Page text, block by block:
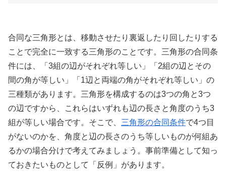
合同な三角形とは、移動させたり裏返したり回したりする
ことで完全に一致する三角形のことです。三角形の合同条
件には、「3組の辺がそれぞれ等しい」「2組の辺とその
間の角が等しい」「1辺と両端の角がそれぞれ等しい」の
三種類があります。三角形を構成するのは3つの角と3つ
の辺ですから、これらはいずれも辺の長さと角度のうち3
組が等しい場合です。そこで、 三角形の合同条件で4つ目
がないのかを、角度と辺の長さのうち等しいものが何組あ
るかの場合分けで考えてみましょう。事前準備として知っ
ておきたいものとして「反例」があります。